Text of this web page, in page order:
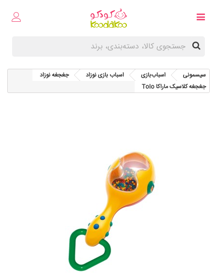
سیسمونی اسباب‌بازی اسباب‌ بازی نوزاد
جغجغه نوزاد
جغجغه کلاسیک ماراکا Tolo